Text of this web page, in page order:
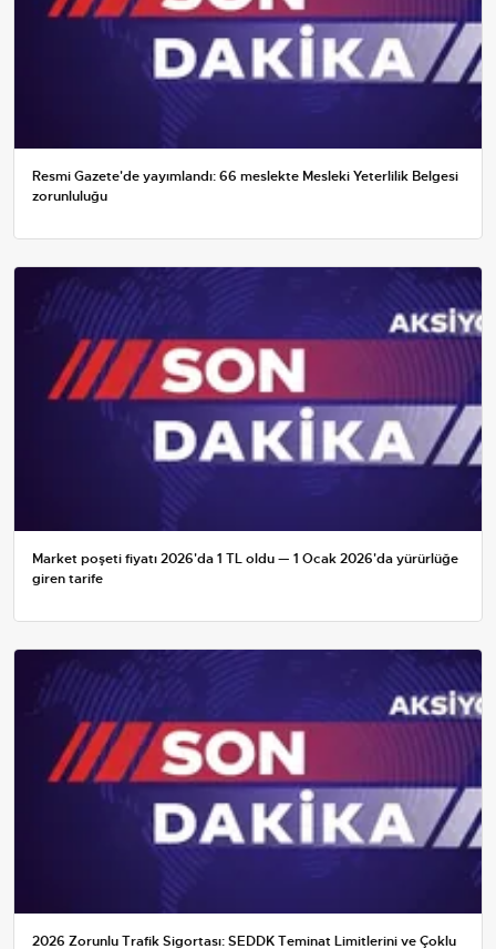
Resmi Gazete'de yayımlandı: 66 meslekte Mesleki Yeterlilik Belgesi
zorunluluğu
Market poşeti fiyatı 2026'da 1 TL oldu — 1 Ocak 2026'da yürürlüğe
giren tarife
2026 Zorunlu Trafik Sigortası: SEDDK Teminat Limitlerini ve Çoklu